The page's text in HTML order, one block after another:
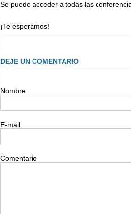
Se puede acceder a todas las
¡Te esperamos!
DEJE UN COMENTARIO
Nombre
E-mail
Comentario